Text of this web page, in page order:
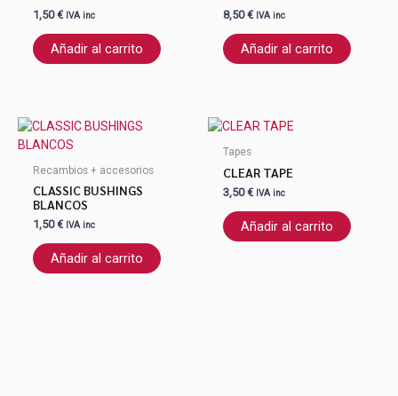
1,50€ IVA inc
Añadir al carrito
8,50€ IVA inc
Añadir al carrito
Recambios + accesorios
CLASSIC BUSHINGS
BLANCOS
1,50€ IVA inc
Añadir al carrito
Tapes
CLEAR TAPE
3,50€ IVA inc
Añadir al carrito